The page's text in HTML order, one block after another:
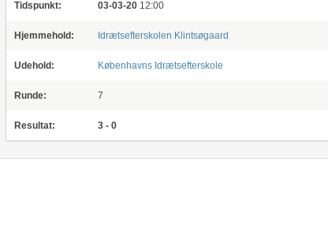
Tidspunkt: 03-03-20 12:00
Hjemmehold: Idrætsefterskolen Klintsøgaard
Udehold: Københavns Idrætsefterskole
Runde: 7
Resultat: 3 - 0